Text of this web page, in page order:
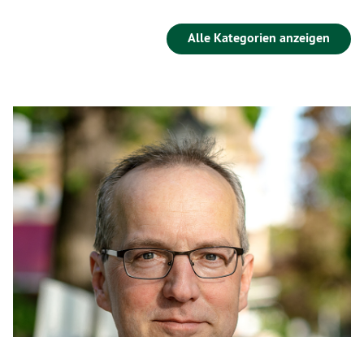
Alle Kategorien anzeigen